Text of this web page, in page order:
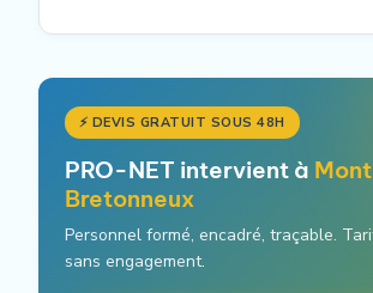
⚡ DEVIS GRATUIT SOUS 48H
PRO-NET intervient à
Bretonneux
Personnel formé, encadré, traçable.
sans engagement.